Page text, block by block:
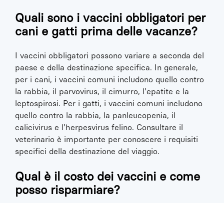
Quali sono i vaccini obbligatori per
cani e gatti prima delle vacanze?
I vaccini obbligatori possono variare a seconda del
paese e della destinazione specifica. In generale,
per i cani, i vaccini comuni includono quello contro
la rabbia, il parvovirus, il cimurro, l'epatite e la
leptospirosi. Per i gatti, i vaccini comuni includono
quello contro la rabbia, la panleucopenia, il
calicivirus e l'herpesvirus felino. Consultare il
veterinario è importante per conoscere i requisiti
specifici della destinazione del viaggio.
Qual è il costo dei vaccini e come
posso risparmiare?